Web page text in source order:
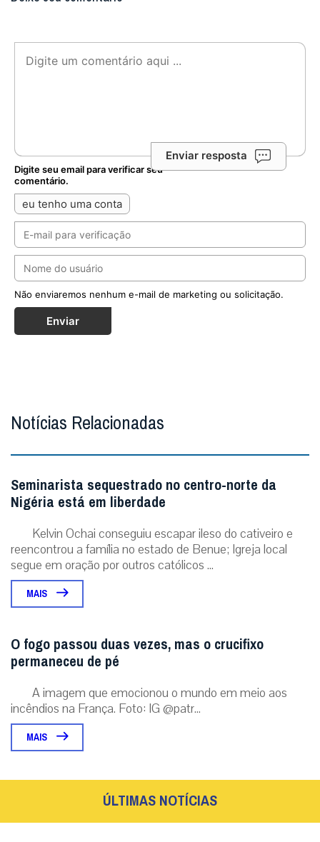
Enviar resposta
Digite seu email para verificar seu
comentário.
eu tenho uma conta
Não enviaremos nenhum e-mail de marketing ou solicitação.
Enviar
Notícias Relacionadas
Seminarista sequestrado no centro-norte da
Nigéria está em liberdade
Kelvin Ochai conseguiu escapar ileso do cativeiro e
reencontrou a família no estado de Benue; Igreja local
segue em oração por outros católicos ...
MAIS
O fogo passou duas vezes, mas o crucifixo
permaneceu de pé
A imagem que emocionou o mundo em meio aos
incêndios na França. Foto: IG @patr...
MAIS
ÚLTIMAS NOTÍCIAS